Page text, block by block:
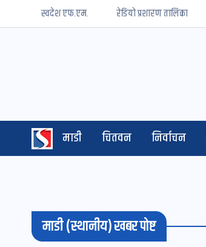
स्वदेश एफ.एम. रेडियो प्रशारण तालिका
माडी चितवन निर्वाचन
माडी (स्थानीय) खबर पोष्ट